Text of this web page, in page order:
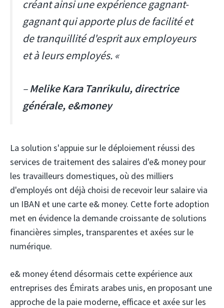
créant ainsi une expérience gagnant-
gagnant qui apporte plus de facilité et
de tranquillité d'esprit aux employeurs
et à leurs employés. «
–Melike Kara Tanrikulu, directrice
générale, e&money
La solution s'appuie sur le déploiement réussi des
services de traitement des salaires d'e& money pour
les travailleurs domestiques, où des milliers
d'employés ont déjà choisi de recevoir leur salaire via
un IBAN et une carte e& money. Cette forte adoption
met en évidence la demande croissante de solutions
financières simples, transparentes et axées sur le
numérique.
e& money étend désormais cette expérience aux
entreprises des Émirats arabes unis, en proposant une
approche de la paie moderne, efficace et axée sur les